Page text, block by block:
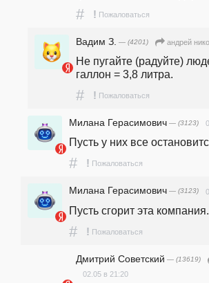
# ! Пожаловаться
Вадим З. — (4201) андpeй
Не пугайте (радуйте)
галлон = 3,8 литра.
# ! Пожаловаться
Милана Герасимович — (3123)
Пусть у них все
# ! Пожаловаться
Милана Герасимович — (3123)
Пусть сгорит эта компания.
# ! Пожаловаться
Дмитрий Советский — (13619)
02.05 в 21:20